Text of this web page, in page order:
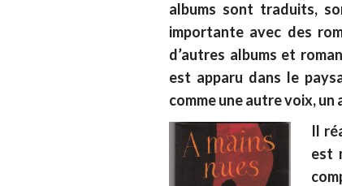
albums sont traduits,
importante avec des
d’autres albums et
est apparu dans le
comme une autre voix, un
Il
est